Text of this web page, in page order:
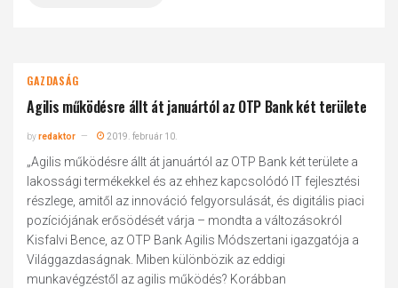
GAZDASÁG
Agilis működésre állt át januártól az OTP Bank két területe
byredaktor 2019. február 10.
„Agilis működésre állt át januártól az OTP Bank két területe a
lakossági termékekkel és az ehhez kapcsolódó IT fejlesztési
részlege, amitől az innováció felgyorsulását, és digitális piaci
pozíciójának erősödését várja – mondta a változásokról
Kisfalvi Bence, az OTP Bank Agilis Módszertani igazgatója a
Világgazdaságnak. Miben különbözik az eddigi
munkavégzéstől az agilis működés? Korábban